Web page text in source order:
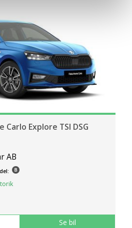
och anpassad reklam. Genom
du vår hantering av
att vi mäter och delar
av webbplatsen med våra
typer av cookies vi använder
kan alltid ändra dina
Carlo Explore TSI DSG
AB
Se bil